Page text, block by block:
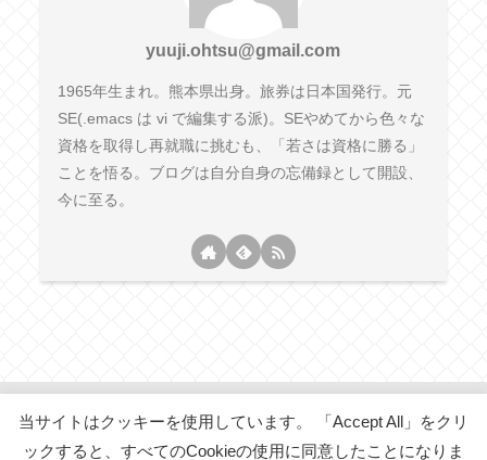
yuuji.ohtsu@gmail.com
1965年生まれ。熊本県出身。旅券は日本国発行。元
SE(.emacs は vi で編集する派)。SEやめてから色々な
資格を取得し再就職に挑むも、「若さは資格に勝る」
ことを悟る。ブログは自分自身の忘備録として開設、
今に至る。
五十代からの「・・・・・」
当サイトはクッキーを使用しています。 「Accept All」をクリ
ックすると、すべてのCookieの使用に同意したことになりま